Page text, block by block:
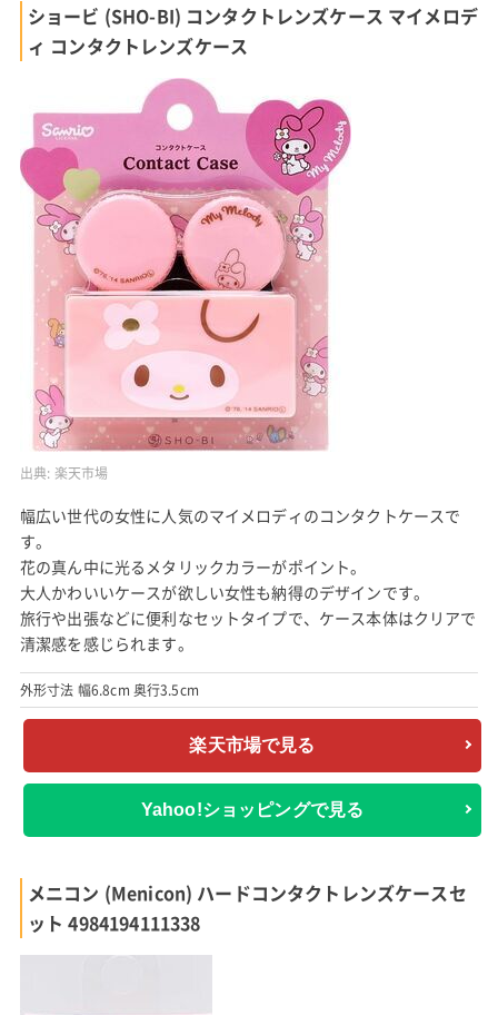
ショービ (SHO-BI) コンタクトレンズケース マイメロデ
ィ コンタクトレンズケース
出典: 楽天市場
幅広い世代の女性に人気のマイメロディのコンタクトケースで
す。
花の真ん中に光るメタリックカラーがポイント。
大人かわいいケースが欲しい女性も納得のデザインです。
旅行や出張などに便利なセットタイプで、ケース本体はクリアで
清潔感を感じられます。
外形寸法 幅6.8cm 奥行3.5cm
楽天市場で見る
Yahoo!ショッピングで見る
メニコン (Menicon) ハードコンタクトレンズケースセ
ット 4984194111338